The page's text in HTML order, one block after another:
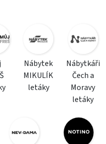
Nábytek
MIKULÍK
letáky
Nábytkáři
Čech a
Moravy
letáky